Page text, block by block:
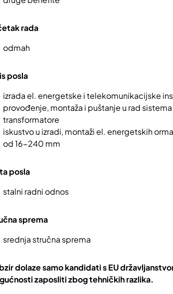
rada
odmah
posla
izrada el. energetske i telekomunikacijske
provođenje, montaža i puštanje u rad
transformatore
iskustvo u izradi, montaži el. energetskih
od 16-240 mm
posla
stalni radni odnos
sprema
srednja stručna sprema
dolaze samo kandidati s EU
zaposliti zbog tehničkih razlika.